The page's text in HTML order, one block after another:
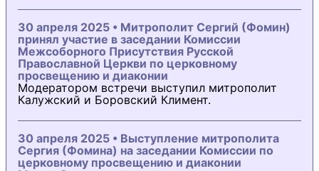
30 апреля 2025 • Митрополит Сергий (Фомин)
принял участие в заседании Комиссии
Межсоборного Присутствия Русской
Православной Церкви по церковному
просвещению и диаконии
Модератором встречи выступил митрополит
Калужский и Боровский Климент.
30 апреля 2025 • Выступление митрополита
Сергия (Фомина) на заседании Комиссии по
церковному просвещению и диаконии